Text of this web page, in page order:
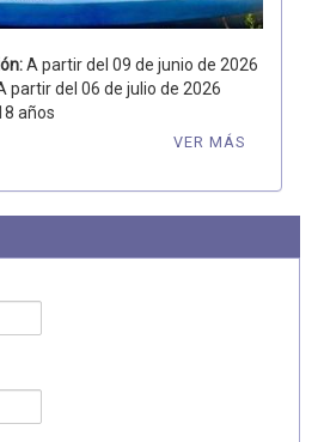
A partir del 09 de junio de 2026
partir del 06 de julio de 2026
años
VER MÁS